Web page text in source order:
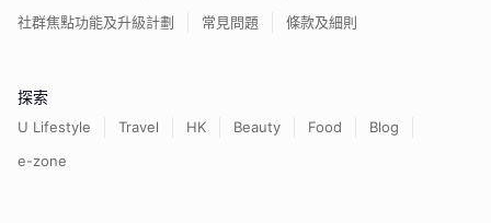
社群焦點功能及升級計劃
常見問題 條款及細則
探索
U Lifestyle Travel HK Beauty Food
Blog
e-zone